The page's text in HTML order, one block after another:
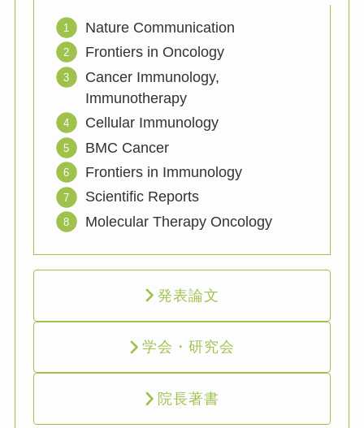
Nature Communication
Frontiers in Oncology
Cancer Immunology,
Immunotherapy
Cellular Immunology
BMC Cancer
Frontiers in Immunology
Scientific Reports
Molecular Therapy Oncology
発表論文
学会・研究会
院長著書